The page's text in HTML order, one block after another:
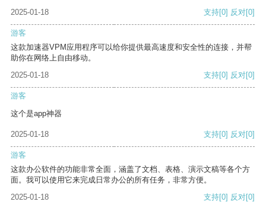
2025-01-18 支持[0] 反对[0]
游客
这款加速器VPM应用程序可以给你提供最高速度和安全性的连接，并帮
助你在网络上自由移动。
2025-01-18
支持[0] 反对[0]
游客
这个是app神器
2025-01-18 支持[0] 反对[0]
游客
这款办公软件的功能非常全面，涵盖了文档、表格、演示文稿等各个方
面。我可以使用它来完成日常办公的所有任务，非常方便。
2025-01-18
支持[0] 反对[0]